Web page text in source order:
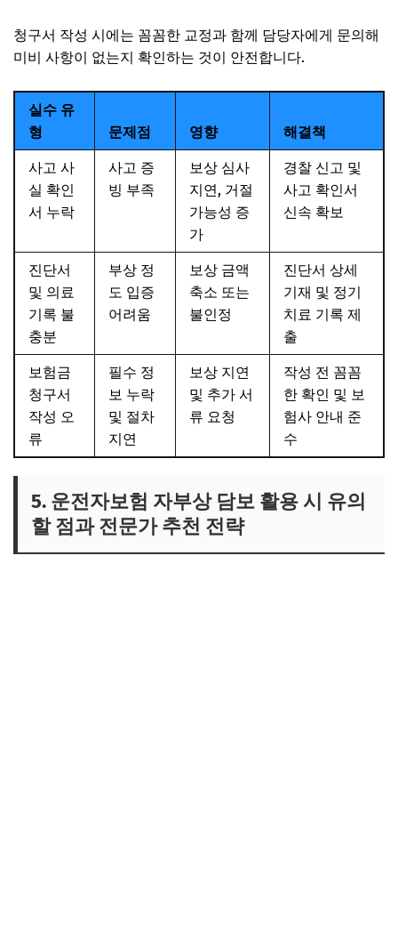
청구서 작성 시에는 꼼꼼한 교정과 함께 담당자에게 문의해
미비 사항이 없는지 확인하는 것이 안전합니다.
실수 유
형
문제점 영향 해결책
사고 사
실 확인
서 누락
사고 증
빙 부족
보상 심사
지연, 거절
가능성 증
가
경찰 신고 및
사고 확인서
신속 확보
진단서
및 의료
기록 불
충분
부상 정
도 입증
어려움
보상 금액
축소 또는
불인정
진단서 상세
기재 및 정기
치료 기록 제
출
보험금
청구서
작성 오
류
필수 정
보 누락
및 절차
지연
보상 지연
및 추가 서
류 요청
작성 전 꼼꼼
한 확인 및 보
험사 안내 준
수
5. 운전자보험 자부상 담보 활용 시 유의
할 점과 전문가 추천 전략